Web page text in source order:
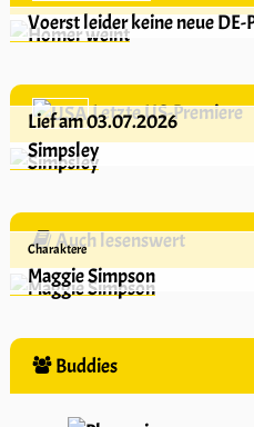
Voerst leider keine neue DE-
Letzte US-Premiere
Lief am 03.07.2026
Simpsley
Auch lesenswert
Charaktere
Maggie Simpson
Buddies